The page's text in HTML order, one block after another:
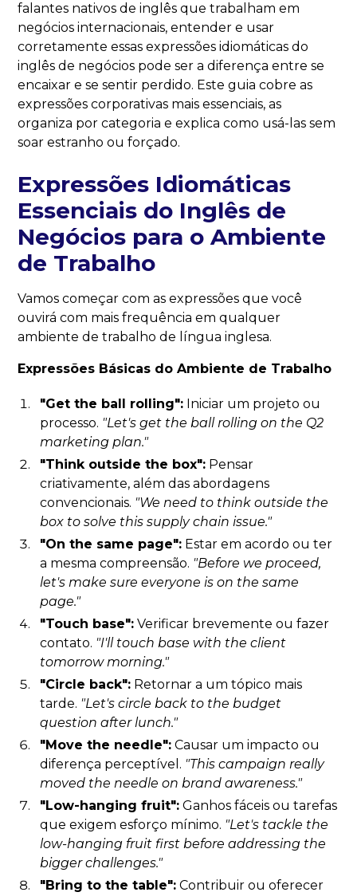
falantes nativos de inglês que trabalham em
negócios internacionais, entender e usar
corretamente essas expressões idiomáticas do
inglês de negócios pode ser a diferença entre se
encaixar e se sentir perdido. Este guia cobre as
expressões corporativas mais essenciais, as
organiza por categoria e explica como usá-las sem
soar estranho ou forçado.
Expressões Idiomáticas
Essenciais do Inglês de
Negócios para o Ambiente
de Trabalho
Vamos começar com as expressões que você
ouvirá com mais frequência em qualquer
ambiente de trabalho de língua inglesa.
Expressões Básicas do Ambiente de Trabalho
"Get the ball rolling": Iniciar um projeto ou
processo. "Let's get the ball rolling on the Q2
marketing plan."
"Think outside the box": Pensar
criativamente, além das abordagens
convencionais. "We need to think outside the
box to solve this supply chain issue."
"On the same page": Estar em acordo ou ter
a mesma compreensão. "Before we proceed,
let's make sure everyone is on the same
page."
"Touch base": Verificar brevemente ou fazer
contato. "I'll touch base with the client
tomorrow morning."
"Circle back": Retornar a um tópico mais
tarde. "Let's circle back to the budget
question after lunch."
"Move the needle": Causar um impacto ou
diferença perceptível. "This campaign really
moved the needle on brand awareness."
"Low-hanging fruit": Ganhos fáceis ou tarefas
que exigem esforço mínimo. "Let's tackle the
low-hanging fruit first before addressing the
bigger challenges."
"Bring to the table": Contribuir ou oferecer